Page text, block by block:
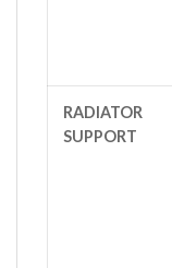
RADIATOR
SUPPORT